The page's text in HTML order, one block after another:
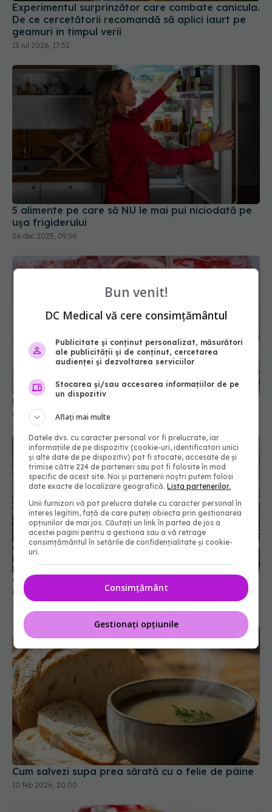
Experimentul surprinzător care combate canicula.
De ce cercetătorii recomandă să aplici iaurt pe
geamuri în timpul verii
15 iul 2026, 17:52
5 alimente pe care să NU le mai pui niciodată pe
ușa frigiderului
26 dec 2025, 09:56
De ce să nu dezgheți alimentele la temperatura
camerei
25 dec 2025, 20:50
Cum să scapi corect de calusurile de pe picioare.
Ce spun medicii
26 apr 2026, 19:00
Cum salvezi supa prea sărată cu o felie de pâine
10 feb 2026, 20:00
Bun venit!
DC Medical vă cere consimțământul
Publicitate și conținut personalizat, măsurători
ale publicității și de conținut, cercetarea
audienței și dezvoltarea serviciilor
Stocarea și/sau accesarea informațiilor de pe
un dispozitiv
Aflați mai multe
Datele dvs. cu caracter personal vor fi prelucrate, iar
informațiile de pe dispozitiv (cookie-uri, identificatori unici
și alte date de pe dispozitiv) pot fi stocate, accesate de și
trimise către 224 de parteneri sau pot fi folosite în mod
specific de acest site. Noi și partenerii noștri putem folosi
date exacte de localizare geografică.Lista partenerilor.
Unii furnizori vă pot prelucra datele cu caracter personal în
interes legitim, față de care puteți obiecta prin gestionarea
opțiunilor de mai jos. Căutați un link în partea de jos a
acestei pagini pentru a gestiona sau a vă retrage
consimțământul în setările de confidențialitate și cookie-
uri.
Consimțământ
Gestionați opțiunile